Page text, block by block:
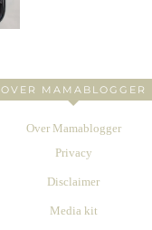
OVER MAMABLOGGER
Over Mamablogger
Privacy
Disclaimer
Media kit